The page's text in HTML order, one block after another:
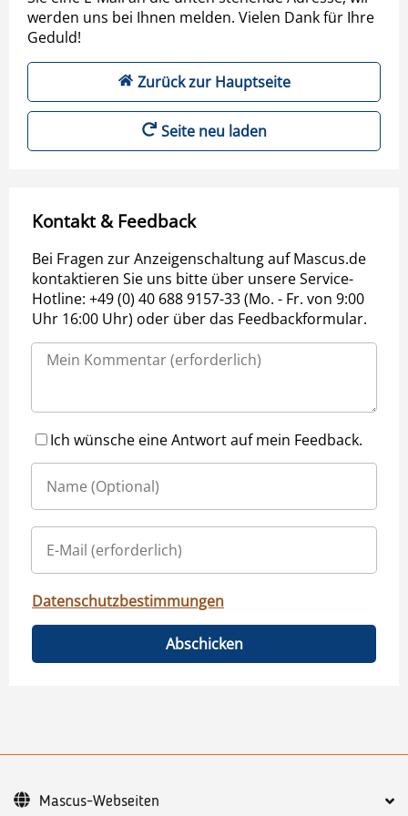
werden uns bei Ihnen melden. Vielen Dank für Ihre
Geduld!
Zurück zur Hauptseite
Seite neu laden
Kontakt & Feedback
Bei Fragen zur Anzeigenschaltung auf Mascus.de
kontaktieren Sie uns bitte über unsere Service-
Hotline: +49 (0) 40 688 9157-33 (Mo. - Fr. von 9:00
Uhr 16:00 Uhr) oder über das Feedbackformular.
Ich wünsche eine Antwort auf mein Feedback.
Datenschutzbestimmungen
Abschicken
Mascus-Webseiten